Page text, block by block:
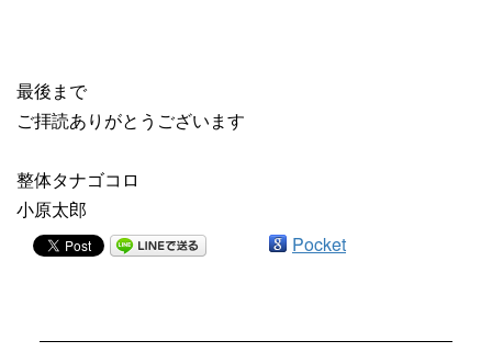
最後まで
ご拝読ありがとうございます
整体タナゴコロ
小原太郎
Pocket